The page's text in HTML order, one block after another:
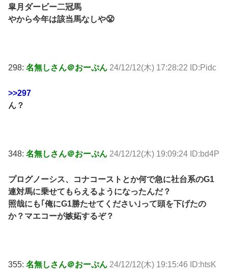
皐月ダービー二冠馬
やから今年は該当馬なしや😤
298: 名無しさん＠おーぷん 24/12/12(木) 17:28:22 ID:Pidc
>>297
ん？
348: 名無しさん＠おーぷん 24/12/12(木) 19:09:24 ID:bd4P
プログノーシス、コナコーストとか何で急に社台系のG1
連対馬に乗せてもらえるようになったんだ？
照哉にも｢俺にG1勝たせてください｣って頭を下げたの
か？マエコーが嫉妬するぞ？
355: 名無しさん＠おーぷん 24/12/12(木) 19:15:46 ID:htsK